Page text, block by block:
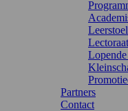
Partners
Contact